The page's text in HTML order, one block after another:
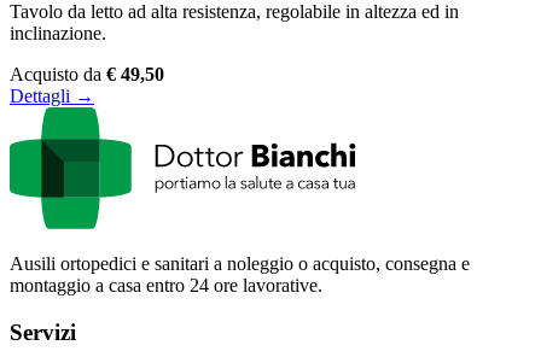
Tavolo da letto ad alta resistenza, regolabile in altezza ed in
inclinazione.
Acquisto da € 49,50
Dettagli →
Ausili ortopedici e sanitari a noleggio o acquisto, consegna e
montaggio a casa entro 24 ore lavorative.
Servizi